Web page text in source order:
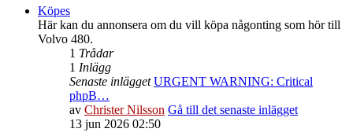
Köpes
Här kan du annonsera om du vill köpa någonting som hör till
Volvo 480.
1 Trådar
1 Inlägg
Senaste inlägget URGENT WARNING: Critical
phpB…
av Christer Nilsson Gå till det senaste inlägget
13 jun 2026 02:50